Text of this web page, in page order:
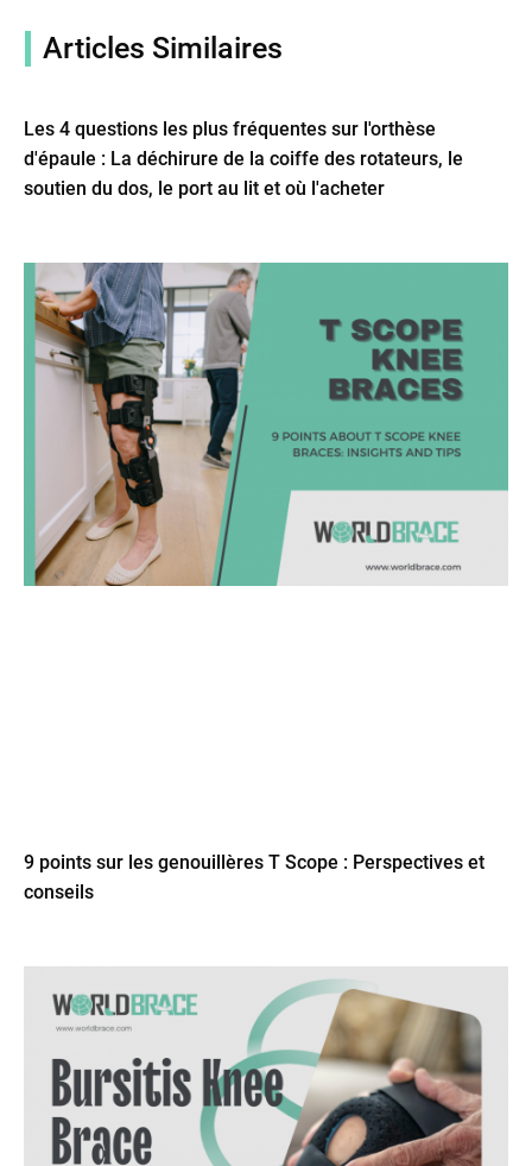
Articles Similaires
Les 4 questions les plus fréquentes sur l'orthèse
d'épaule : La déchirure de la coiffe des rotateurs, le
soutien du dos, le port au lit et où l'acheter
9 points sur les genouillères T Scope : Perspectives et
conseils